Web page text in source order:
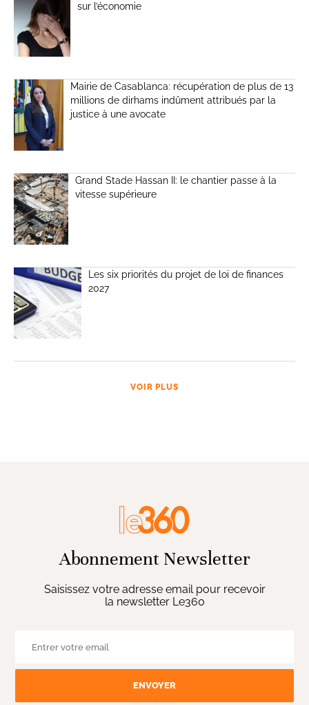
sur l’économie
Mairie de Casablanca: récupération de plus de 13
millions de dirhams indûment attribués par la
justice à une avocate
Grand Stade Hassan II: le chantier passe à la
vitesse supérieure
Les six priorités du projet de loi de finances
2027
VOIR PLUS
Abonnement Newsletter
Saisissez votre adresse email pour recevoir
la newsletter Le360
ENVOYER